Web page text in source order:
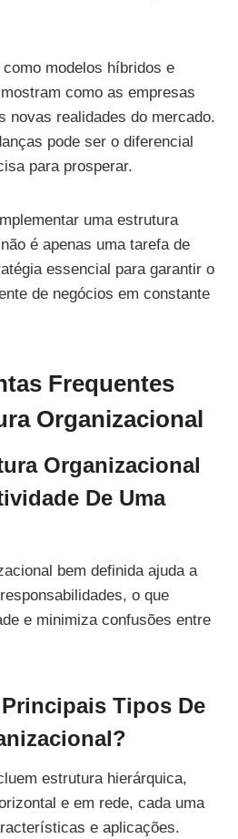
modelos híbridos e
como as empresas
novas realidades do mercado.
pode ser o diferencial
para prosperar.
uma estrutura
é apenas uma tarefa de
essencial para garantir o
de negócios em constante
Frequentes
Organizacional
Organizacional
De Uma
bem definida ajuda a
o que
e minimiza confusões entre
Tipos De
estrutura hierárquica,
e em rede, cada uma
e aplicações.